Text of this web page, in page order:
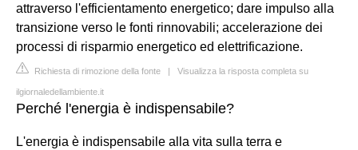
attraverso l'efficientamento energetico; dare impulso alla
transizione verso le fonti rinnovabili; accelerazione dei
processi di risparmio energetico ed elettrificazione.
Richiesta di rimozione della fonte | Visualizza la risposta completa su
ilgiornaledellambiente.it
Perché l'energia è indispensabile?
L'energia è indispensabile alla vita sulla terra e